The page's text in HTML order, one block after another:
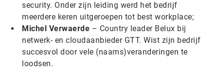
security. Onder zijn leiding werd het bedrijf
meerdere keren uitgeroepen tot best workplace;
Michel Verwaerde – Country leader Belux bij
netwerk- en cloudaanbieder GTT. Wist zijn bedrijf
succesvol door vele (naams)veranderingen te
loodsen.